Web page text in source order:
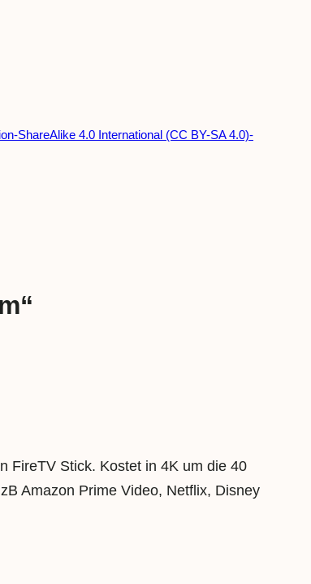
ShareAlike 4.0 International (CC BY-SA 4.0)-
FireTV Stick. Kostet in 4K um die 40
Amazon Prime Video, Netflix, Disney